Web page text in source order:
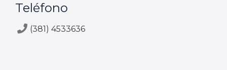
Teléfono
(381) 4533636